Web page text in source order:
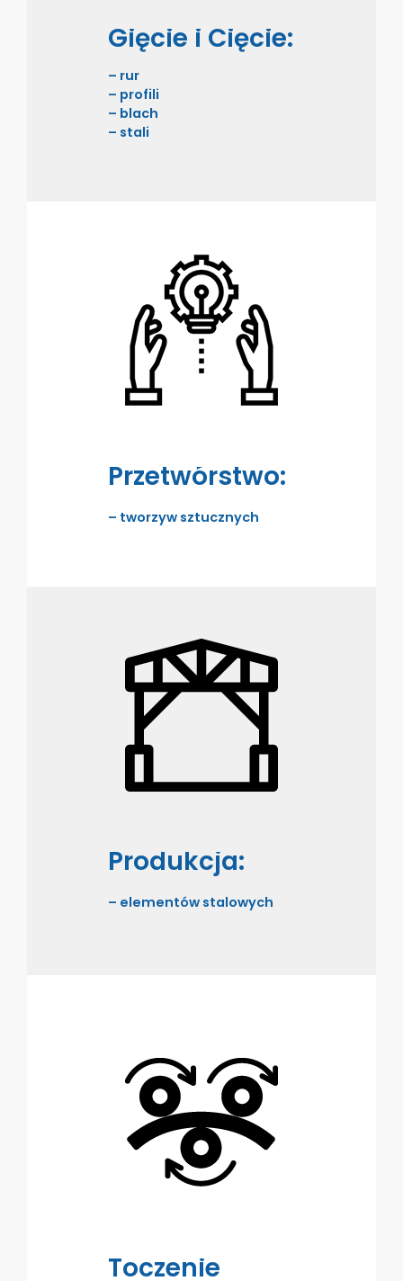
Gięcie i Cięcie:
– rur
– profili
– blach
– stali
Przetwórstwo:
– tworzyw sztucznych
Produkcja:
– elementów stalowych
Toczenie